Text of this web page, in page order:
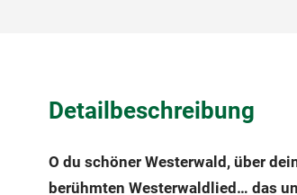
Detailbeschreibung
O du schöner Westerwald, über
berühmten Westerwaldlied… das